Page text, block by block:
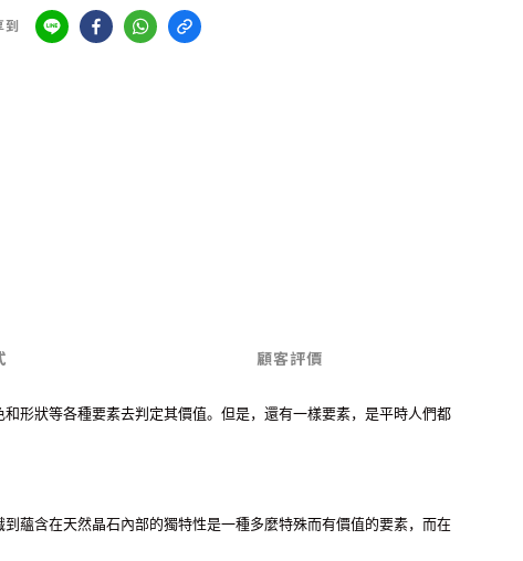
到
顧客評價
形狀等各種要素去判定其價值。但是，還有一樣要素，是平時人們都
蘊含在天然晶石內部的獨特性是一種多麼特殊而有價值的要素，而在